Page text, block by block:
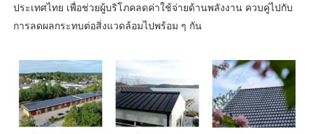
ประเทศไทย เพื่อช่วยผู้บริโภคลดค่าใช้จ่ายด้านพลังงาน ควบคู่ไปกับ
การลดผลกระทบต่อสิ่งแวดล้อมไปพร้อม ๆ กัน